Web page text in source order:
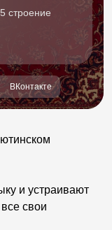
строение
ВКонтакте
и устраивают
свои